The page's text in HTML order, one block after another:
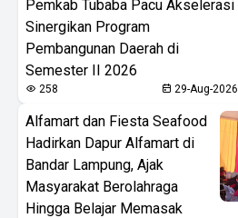
Pemkab Tubaba Pacu Akselerasi
Sinergikan Program
Pembangunan Daerah di
Semester II 2026
258 29-Aug-2026
Alfamart dan Fiesta Seafood
Hadirkan Dapur Alfamart di
Bandar Lampung, Ajak
Masyarakat Berolahraga
Hingga Belajar Memasak